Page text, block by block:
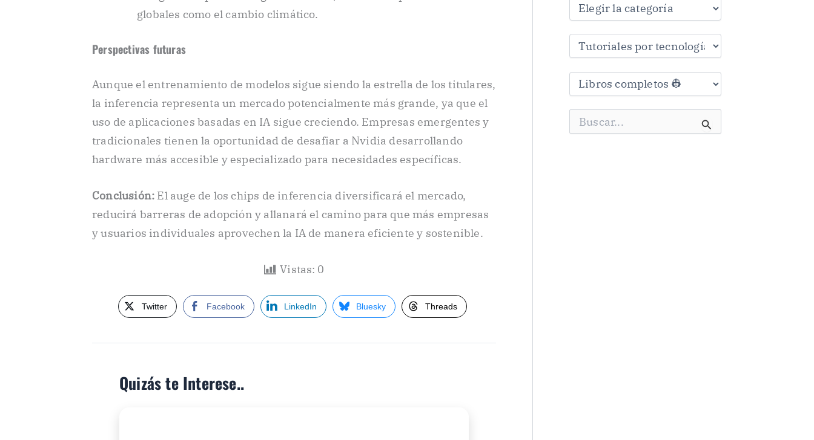
globales como el cambio climático.
Perspectivas futuras
Aunque el entrenamiento de modelos sigue siendo la estrella de los titulares,
la inferencia representa un mercado potencialmente más grande, ya que el
uso de aplicaciones basadas en IA sigue creciendo. Empresas emergentes y
tradicionales tienen la oportunidad de desafiar a Nvidia desarrollando
hardware más accesible y especializado para necesidades específicas.
Conclusión: El auge de los chips de inferencia diversificará el mercado,
reducirá barreras de adopción y allanará el camino para que más empresas
y usuarios individuales aprovechen la IA de manera eficiente y sostenible.
Vistas: 0
Twitter Facebook LinkedIn Bluesky Threads
Quizás te Interese..
a
a
e
g
r